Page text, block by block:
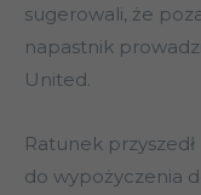
sugerowali, że
napastnik
United.
Ratunek przyszedł
do wypożyczenia